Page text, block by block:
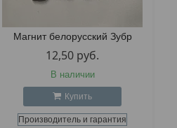
Магнит белорусский Зубр
12,50 руб.
В наличии
Купить
Производитель и гарантия